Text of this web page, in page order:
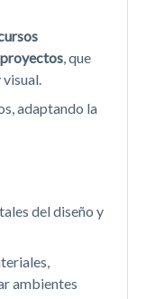
, que
adaptando la
del diseño y
ambientes